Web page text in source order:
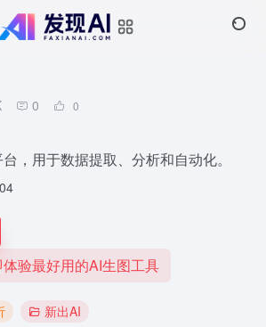
0 0
，用于数据提取、分析和自动化。
验最好用的AI生图工具
新出AI